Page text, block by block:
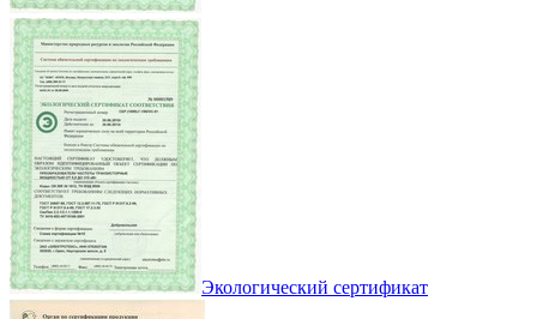
Экологический сертификат